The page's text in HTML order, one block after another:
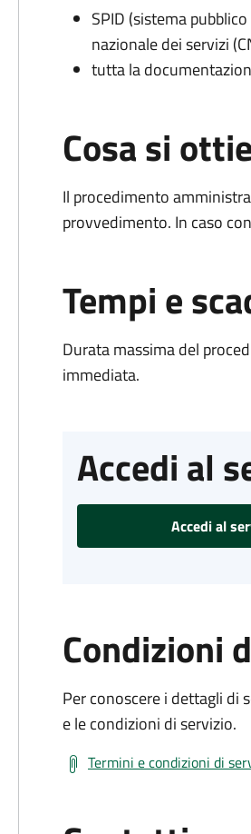
SPID (sistema
nazionale dei servizi
tutta la
Cosa si
Il procedimento
provvedimento. In caso
Tempi e
Durata massima del
immediata.
Accedi al
Accedi al
Condizioni
Per conoscere i dettagli di
e le condizioni di servizio.
Termini e condizioni di